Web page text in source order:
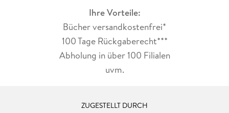
Ihre Vorteile:
Bücher versandkostenfrei*
100 Tage Rückgaberecht***
Abholung in über 100 Filialen
uvm.
ZUGESTELLT DURCH